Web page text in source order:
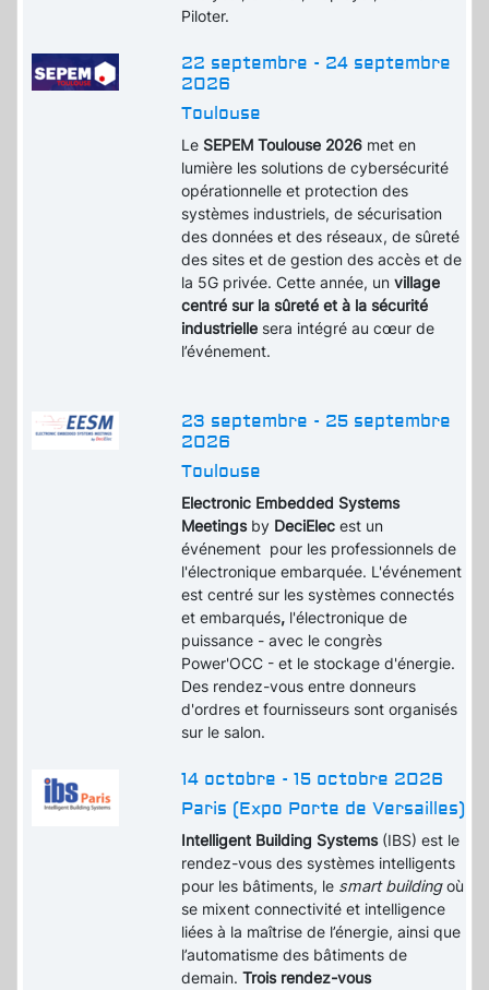
Piloter.
22 septembre - 24 septembre
2026
Toulouse
Le SEPEM Toulouse 2026 met en
lumière les solutions de cybersécurité
opérationnelle et protection des
systèmes industriels, de sécurisation
des données et des réseaux, de sûreté
des sites et de gestion des accès et de
la 5G privée. Cette année, unvillage
centré sur la sûreté et à la sécurité
industrielle sera intégré au cœur de
l’événement.
23 septembre - 25 septembre
2026
Toulouse
Electronic Embedded Systems
Meetingsby DeciElecest un
événement pour les professionnels de
l'électronique embarquée. L'événement
est centré sur les systèmes connectés
et embarqués, l'électronique de
puissance - avec le congrès
Power'OCC - et le stockage d'énergie.
Des rendez-vous entre donneurs
d'ordres et fournisseurs sont organisés
sur le salon.
14 octobre - 15 octobre 2026
Paris (Expo Porte de Versailles)
Intelligent Building Systems(IBS) est le
rendez-vous des systèmes intelligents
pour les bâtiments, le smart buildingoù
se mixent connectivité et intelligence
liées à la maîtrise de l’énergie, ainsi que
l’automatisme des bâtiments de
demain.Trois rendez-vous